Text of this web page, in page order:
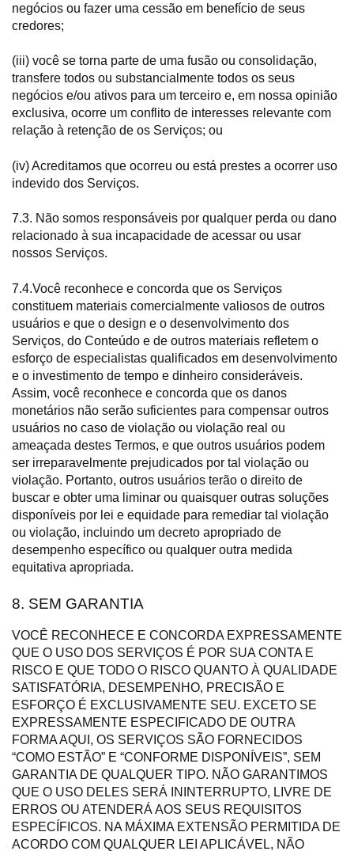
negócios ou fazer uma cessão em benefício de seus
credores;
(iii) você se torna parte de uma fusão ou consolidação,
transfere todos ou substancialmente todos os seus
negócios e/ou ativos para um terceiro e, em nossa opinião
exclusiva, ocorre um conflito de interesses relevante com
relação à retenção de os Serviços; ou
(iv) Acreditamos que ocorreu ou está prestes a ocorrer uso
indevido dos Serviços.
7.3. Não somos responsáveis por qualquer perda ou dano
relacionado à sua incapacidade de acessar ou usar
nossos Serviços.
7.4.Você reconhece e concorda que os Serviços
constituem materiais comercialmente valiosos de outros
usuários e que o design e o desenvolvimento dos
Serviços, do Conteúdo e de outros materiais refletem o
esforço de especialistas qualificados em desenvolvimento
e o investimento de tempo e dinheiro consideráveis.
Assim, você reconhece e concorda que os danos
monetários não serão suficientes para compensar outros
usuários no caso de violação ou violação real ou
ameaçada destes Termos, e que outros usuários podem
ser irreparavelmente prejudicados por tal violação ou
violação. Portanto, outros usuários terão o direito de
buscar e obter uma liminar ou quaisquer outras soluções
disponíveis por lei e equidade para remediar tal violação
ou violação, incluindo um decreto apropriado de
desempenho específico ou qualquer outra medida
equitativa apropriada.
8. SEM GARANTIA
VOCÊ RECONHECE E CONCORDA EXPRESSAMENTE
QUE O USO DOS SERVIÇOS É POR SUA CONTA E
RISCO E QUE TODO O RISCO QUANTO À QUALIDADE
SATISFATÓRIA, DESEMPENHO, PRECISÃO E
ESFORÇO É EXCLUSIVAMENTE SEU. EXCETO SE
EXPRESSAMENTE ESPECIFICADO DE OUTRA
FORMA AQUI, OS SERVIÇOS SÃO FORNECIDOS
“COMO ESTÃO” E “CONFORME DISPONÍVEIS”, SEM
GARANTIA DE QUALQUER TIPO. NÃO GARANTIMOS
QUE O USO DELES SERÁ ININTERRUPTO, LIVRE DE
ERROS OU ATENDERÁ AOS SEUS REQUISITOS
ESPECÍFICOS. NA MÁXIMA EXTENSÃO PERMITIDA DE
ACORDO COM QUALQUER LEI APLICÁVEL, NÃO